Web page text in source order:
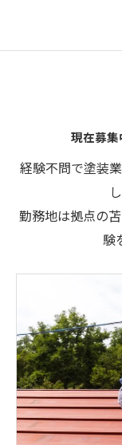
現在募
経験不問で塗装
勤務地は拠点の
験